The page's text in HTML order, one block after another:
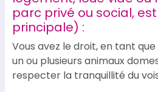
parc privé ou social,
principale) :
Vous avez le droit, en tant
un ou plusieurs animaux
respecter la tranquillité du